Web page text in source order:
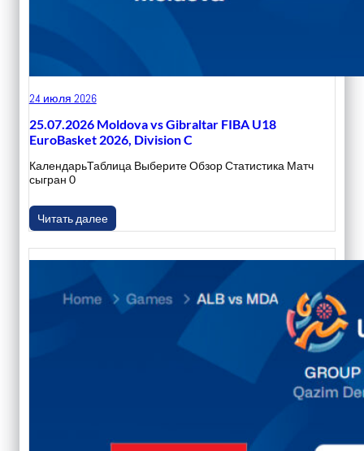
24 июля 2026
25.07.2026 Moldova vs Gibraltar FIBA U18
EuroBasket 2026, Division C
КалендарьТаблица Выберите Обзор Статистика Матч
сыгран 0
Читать далее